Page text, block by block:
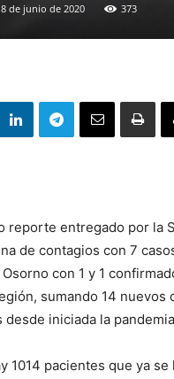
de junio de 2020 373
reporte entregado por la
de contagios con 7
con 1 y 1
sumando 14
desde iniciada la
1014 pacientes que ya